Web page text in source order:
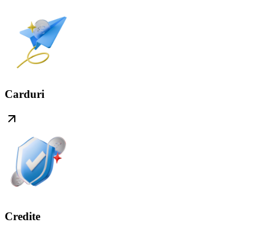
Carduri
Credite